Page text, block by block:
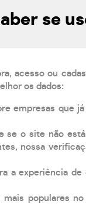
se
acesso ou
os dados:
empresas que
se o site não
nossa
a experiência
mais populares